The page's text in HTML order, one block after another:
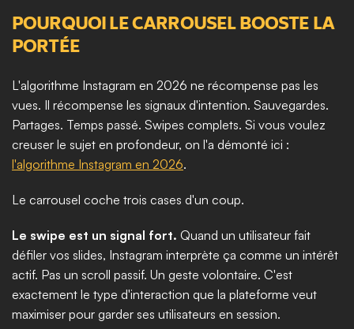
POURQUOI LE CARROUSEL BOOSTE LA
PORTÉE
L'algorithme Instagram en 2026 ne récompense pas les
vues. Il récompense les signaux d'intention. Sauvegardes.
Partages. Temps passé. Swipes complets. Si vous voulez
l'algorithme Instagram en 2026.
Le carrousel coche trois cases d'un coup.
Le swipe est un signal fort. Quand un utilisateur fait
défiler vos slides, Instagram interprète ça comme un intérêt
actif. Pas un scroll passif. Un geste volontaire. C'est
exactement le type d'interaction que la plateforme veut
maximiser pour garder ses utilisateurs en session.